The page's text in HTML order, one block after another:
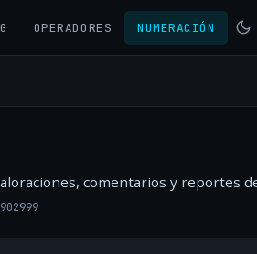
OPERADORES NUMERACIÓN
comentarios y reportes